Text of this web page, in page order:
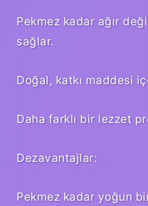
Pekmez kadar ağır
sağlar.
Doğal, katkı maddesi
Daha farklı bir lezzet
Dezavantajlar:
Pekmez kadar yoğun